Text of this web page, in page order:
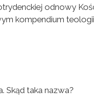
odnowy
kompendium
Skąd taka nazwa?